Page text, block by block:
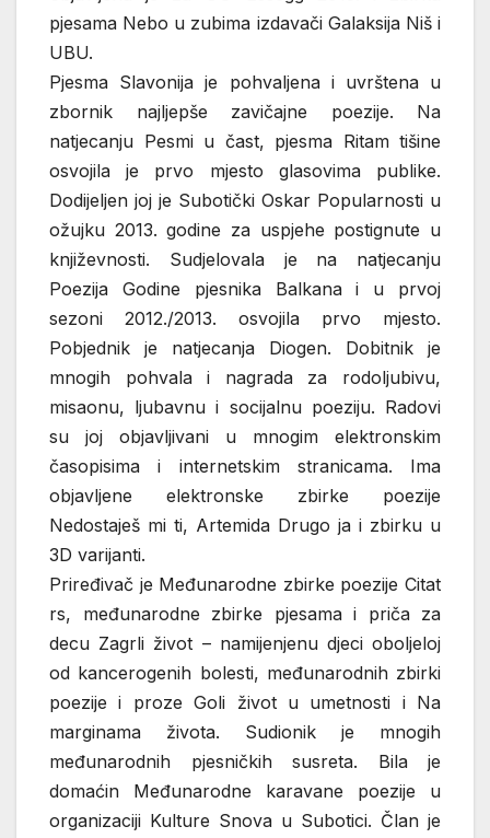
pjesama Nebo u zubima izdavači Galaksija Niš i
UBU.
Pjesma Slavonija je pohvaljena i uvrštena u
zbornik najljepše zavičajne poezije. Na
natjecanju Pesmi u čast, pjesma Ritam tišine
osvojila je prvo mjesto glasovima publike.
Dodijeljen joj je Subotički Oskar Popularnosti u
ožujku 2013. godine za uspjehe postignute u
književnosti. Sudjelovala je na natjecanju
Poezija Godine pjesnika Balkana i u prvoj
sezoni 2012./2013. osvojila prvo mjesto.
Pobjednik je natjecanja Diogen. Dobitnik je
mnogih pohvala i nagrada za rodoljubivu,
misaonu, ljubavnu i socijalnu poeziju. Radovi
su joj objavljivani u mnogim elektronskim
časopisima i internetskim stranicama. Ima
objavljene elektronske zbirke poezije
Nedostaješ mi ti, Artemida Drugo ja i zbirku u
3D varijanti.
Priređivač je Međunarodne zbirke poezije Citat
rs, međunarodne zbirke pjesama i priča za
decu Zagrli život – namijenjenu djeci oboljeloj
od kancerogenih bolesti, međunarodnih zbirki
poezije i proze Goli život u umetnosti i Na
marginama života. Sudionik je mnogih
međunarodnih pjesničkih susreta. Bila je
domaćin Međunarodne karavane poezije u
organizaciji Kulture Snova u Subotici. Član je